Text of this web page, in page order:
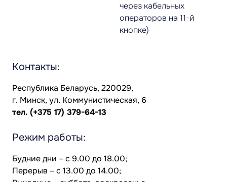
через кабельных
операторов на 11-й
кнопке)
Контакты:
Республика Беларусь, 220029,
г. Минск, ул. Коммунистическая, 6
тел. (+375 17) 379-64-13
Режим работы:
Будние дни – с 9.00 до 18.00;
Перерыв – с 13.00 до 14.00;